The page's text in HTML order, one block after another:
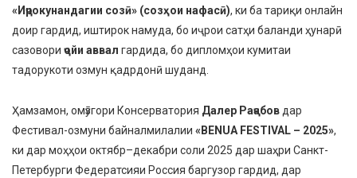
«Иҷрокунандагии созӣ» (созҳои нафасӣ), ки ба тариқи онлайн
доир гардид, иштирок намуда, бо иҷрои сатҳи баланди ҳунарӣ
сазовори ҷойи аввал гардида, бо дипломҳои кумитаи
тадорукоти озмун қадрдонӣ шуданд.
Ҳамзамон, омӯзгори Консерватория Далер Раҷабов дар
Фестивал-озмуни байналмилалии «BENUA FESTIVAL – 2025»,
ки дар моҳҳои октябр–декабри соли 2025 дар шаҳри Санкт-
Петербурги Федератсияи Россия баргузор гардид, дар